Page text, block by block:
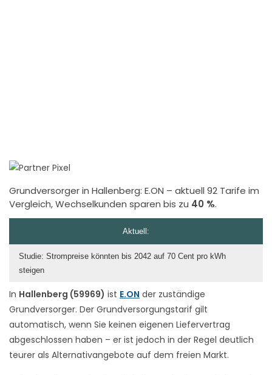
Grundversorger in Hallenberg: E.ON – aktuell 92 Tarife im
Vergleich, Wechselkunden sparen bis zu 40 %.
In Hallenberg (59969) ist E.ON der zuständige
Grundversorger. Der Grundversorgungstarif gilt
automatisch, wenn Sie keinen eigenen Liefervertrag
abgeschlossen haben – er ist jedoch in der Regel deutlich
teurer als Alternativangebote auf dem freien Markt.
Aktuell:
Studie: Strompreise könnten bis 2042 auf 70 Cent pro kWh
steigen